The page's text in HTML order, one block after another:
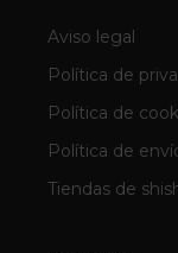
Aviso legal
Política de
Política de
Política de
Tiendas de